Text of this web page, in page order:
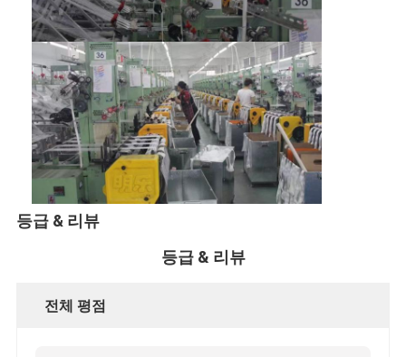
등급 & 리뷰
등급 & 리뷰
전체 평점